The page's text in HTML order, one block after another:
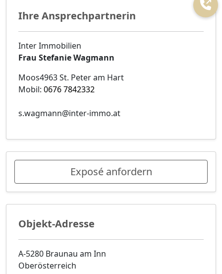
Ihre Ansprechpartnerin
Inter Immobilien
Frau Stefanie Wagmann
Moos4963 St. Peter am Hart
Mobil: 0676 7842332
s.wagmann@inter-immo.at
Exposé anfordern
Objekt-Adresse
A-5280 Braunau am Inn
Oberösterreich